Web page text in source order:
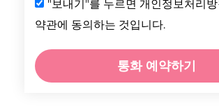
"보내기"를 누르면 개인정보처리
약관에 동의하는 것입니다.
통화 예약하기